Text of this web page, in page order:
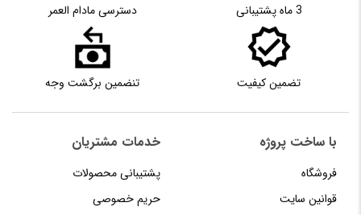
3 ماه پشتیبانی دسترسی مادام العمر
تضمین کیفیت تنضمین برگشت وجه
با ساخت پروژه
فروشگاه
قوانین سایت
خدمات مشتریان
پشتیبانی محصولات
حریم خصوصی